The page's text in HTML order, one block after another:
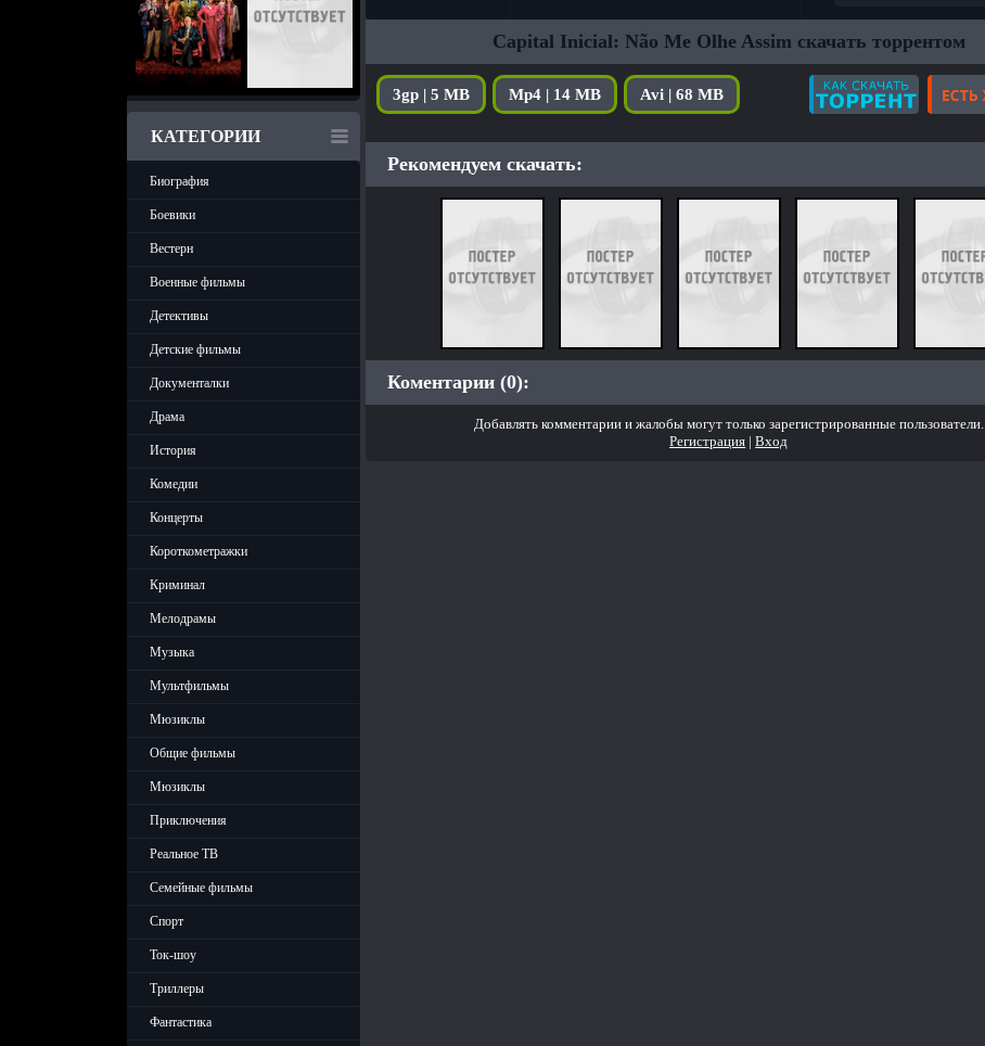
КАТЕГОРИИ
Биография
Боевики
Вестерн
Военные фильмы
Детективы
Детские фильмы
Документалки
Драма
История
Комедии
Концерты
Короткометражки
Криминал
Мелодрамы
Музыка
Мультфильмы
Мюзиклы
Общие фильмы
Мюзиклы
Приключения
Реальное ТВ
Семейные фильмы
Спорт
Ток-шоу
Триллеры
Фантастика
Capital Inicial: Não Me Olhe Assim скачать торрентом
3gp | 5 MB Mp4 | 14 MB Avi | 68 MB
Рекомендуем скачать:
Коментарии (0):
Добавлять комментарии и жалобы могут только зарегистрированные пользователи.
Регистрация |Вход